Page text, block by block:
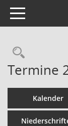
Toggle navigation
Termine
Kalender